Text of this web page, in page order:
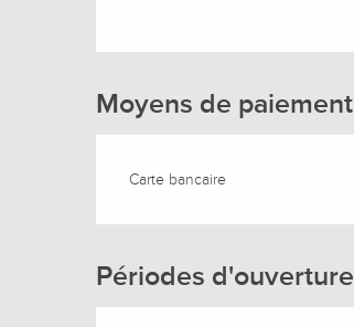
Moyens de paiement
Carte bancaire
Périodes d'ouverture